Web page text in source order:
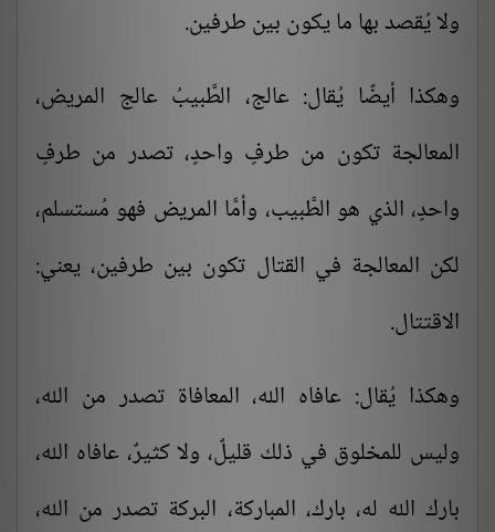
ولا يُقصد بها ما يكون بين طرفين.
وهكذا أيضًا يُقال: عالج، الطَّبيبُ عالج المريض،
المعالجة تكون من طرفٍ واحدٍ، تصدر من طرفٍ
واحدٍ، الذي هو الطَّبيب، وأمَّا المريض فهو مُستسلم،
لكن المعالجة في القتال تكون بين طرفين، يعني:
الاقتتال.
وهكذا يُقال: عافاه الله، المعافاة تصدر من الله،
وليس للمخلوق في ذلك قليلٌ، ولا كثيرٌ، عافاه الله،
بارك الله له، بارك، المباركة، البركة تصدر من الله،